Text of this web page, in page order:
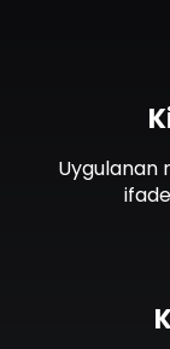
Uygulanan